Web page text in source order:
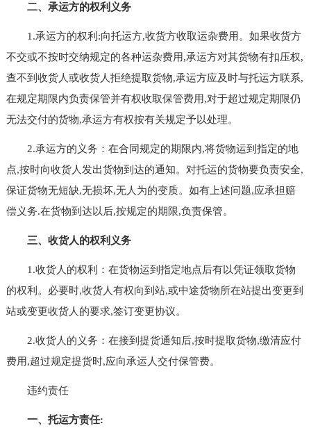
二、承运方的权利义务
1.承运方的权利:向托运方,收货方收取运杂费用。如果收货方
不交或不按时交纳规定的各种运杂费用,承运方对其货物有扣压权,
查不到收货人或收货人拒绝提取货物,承运方应及时与托运方联系,
在规定期限内负责保管并有权收取保管费用,对于超过规定期限仍
无法交付的货物,承运方有权按有关规定予以处理。
2.承运方的义务：在合同规定的期限内,将货物运到指定的地
点,按时向收货人发出货物到达的通知。对托运的货物要负责安全,
保证货物无短缺,无损坏,无人为的变质。如有上述问题,应承担赔
偿义务.在货物到达以后,按规定的期限,负责保管。
三、收货人的权利义务
1.收货人的权利：在货物运到指定地点后有以凭证领取货物
的权利。必要时,收货人有权向到站,或中途货物所在站提出变更到
站或变更收货人的要求,签订变更协议。
2.收货人的义务：在接到提货通知后,按时提取货物,缴清应付
费用,超过规定提货时,应向承运人交付保管费。
违约责任
一、托运方责任: